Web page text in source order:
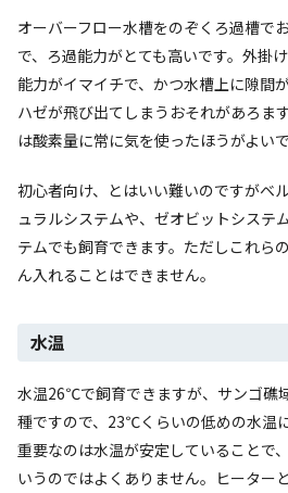
オーバーフロー水槽をのぞくろ過槽で
で、ろ過能力がとても高いです。外掛
能力がイマイチで、かつ水槽上に隙間
ハゼが飛び出てしまうおそれがあろま
は酸素量に常に気を使ったほうがよいで
初心者向け、とはいい難いのですがベ
ュラルシステムや、ゼオビットシステ
テムでも飼育できます。ただしこれら
ん入れることはできません。
水温
水温26℃で飼育できますが、サンゴ礁
種ですので、23℃くらいの低めの水温
重要なのは水温が安定していること
いうのではよくありません。ヒーター